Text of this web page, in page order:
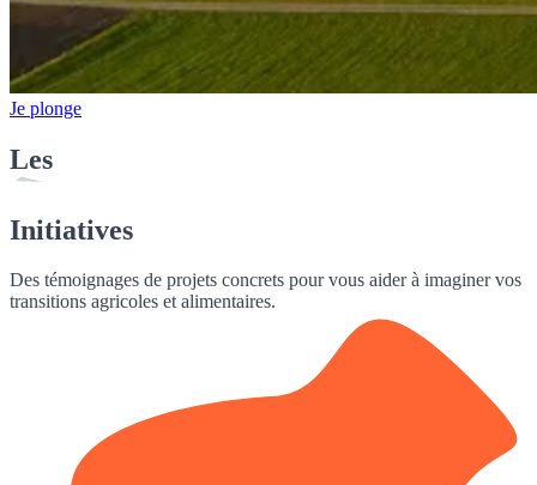
Je plonge
Les
Initiatives
Des témoignages de projets concrets pour vous aider à imaginer vos
transitions agricoles et alimentaires.